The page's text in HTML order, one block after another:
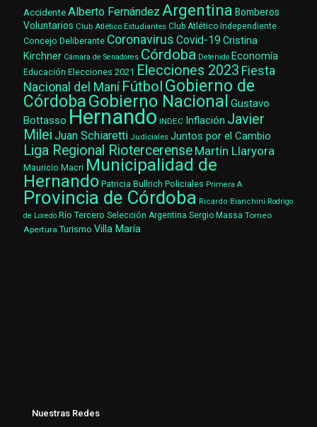
AccidenteAlberto Fernández Argentina Bomberos
Voluntarios Club Atlético Estudiantes Club Atlético Independiente
Concejo Deliberante Coronavirus Covid-19 Cristina
Kirchner Cámara de Senadores Córdoba Detenido Economía
Educación Elecciones 2021 Elecciones 2023 Fiesta
Nacional del Maní Fútbol Gobierno de
CórdobaGobierno Nacional Gustavo
Bottasso Hernando INDEC Inflación Javier
Milei Juan Schiaretti Judiciales Juntos por el Cambio
Liga Regional Riotercerense Martín Llaryora
Mauricio Macri Municipalidad de
Hernando Patricia Bullrich Policiales Primera A
Provincia de Córdoba Ricardo Bianchini Rodrigo
de Loredo Río Tercero Selección Argentina Sergio Massa Torneo
Apertura Turismo Villa María
Nuestras Redes